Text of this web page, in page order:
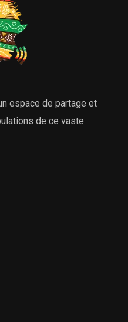
espace de partage et
de ce vaste